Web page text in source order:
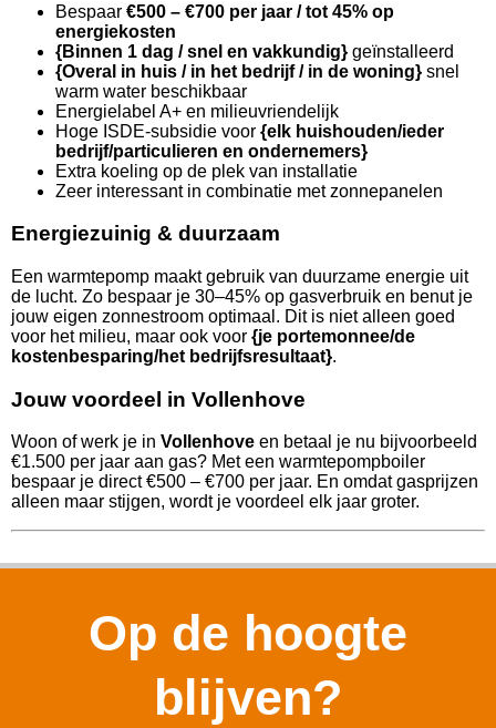
Bespaar €500 – €700 per jaar / tot 45% op
energiekosten
{Binnen 1 dag / snel en vakkundig} geïnstalleerd
{Overal in huis / in het bedrijf / in de woning} snel
warm water beschikbaar
Energielabel A+ en milieuvriendelijk
Hoge ISDE-subsidie voor {elk huishouden/ieder
bedrijf/particulieren en ondernemers}
Extra koeling op de plek van installatie
Zeer interessant in combinatie met zonnepanelen
Energiezuinig & duurzaam
Een warmtepomp maakt gebruik van duurzame energie uit
de lucht. Zo bespaar je 30–45% op gasverbruik en benut je
jouw eigen zonnestroom optimaal. Dit is niet alleen goed
voor het milieu, maar ook voor {je portemonnee/de
kostenbesparing/het bedrijfsresultaat}.
Jouw voordeel in Vollenhove
Woon of werk je in Vollenhove en betaal je nu bijvoorbeeld
€1.500 per jaar aan gas? Met een warmtepompboiler
bespaar je direct €500 – €700 per jaar. En omdat gasprijzen
alleen maar stijgen, wordt je voordeel elk jaar groter.
Op de hoogte
blijven?